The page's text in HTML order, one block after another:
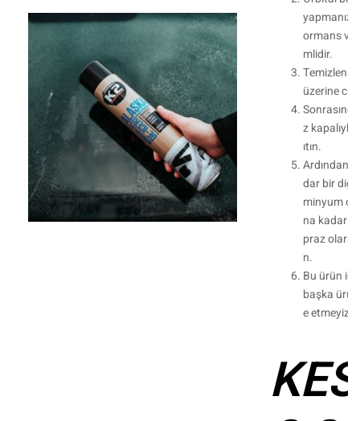
yapmanız
ormans
mlidir.
üzerine
z
ıtın.
Ardından
dar bir
minyum
na kadar
praz
n.
Bu ürün
başka
e etmeyiz.